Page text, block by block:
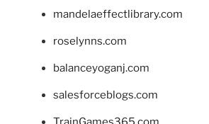
mandelaeffectlibrary.com
roselynns.com
balanceyoganj.com
salesforceblogs.com